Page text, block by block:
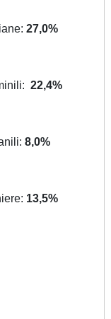
27,0%
22,4%
8,0%
13,5%